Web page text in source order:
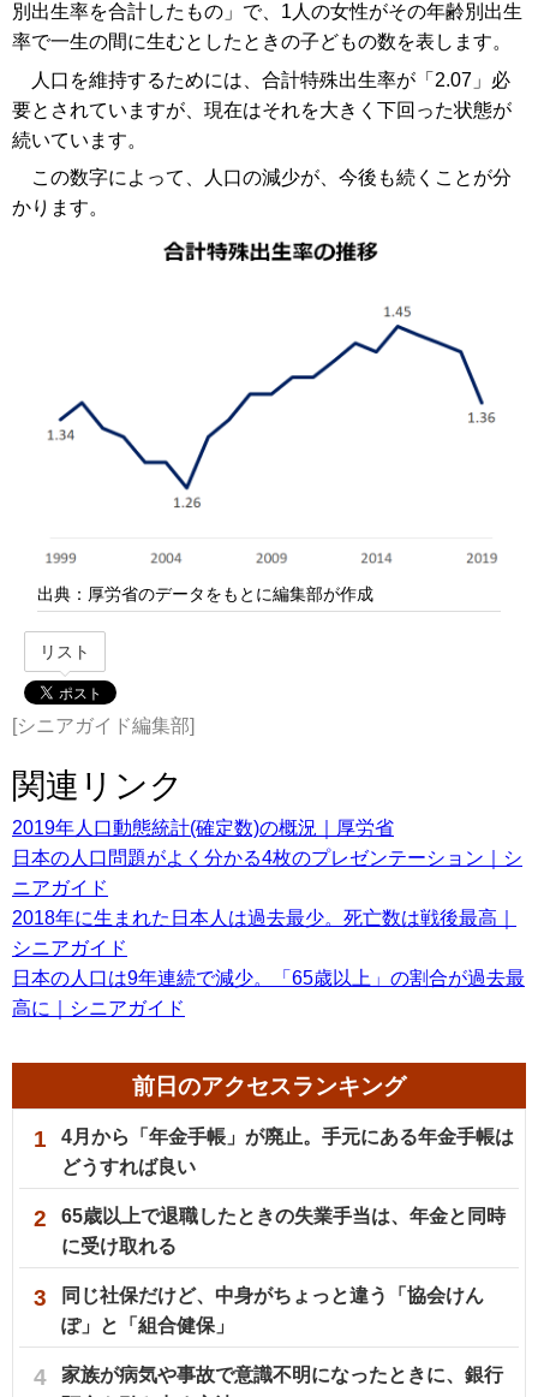
別出生率を合計したもの」で、1人の女性がその年齢別出生
率で一生の間に生むとしたときの子どもの数を表します。
人口を維持するためには、合計特殊出生率が「2.07」必
要とされていますが、現在はそれを大きく下回った状態が
続いています。
この数字によって、人口の減少が、今後も続くことが分
かります。
出典：厚労省のデータをもとに編集部が作成
リスト
[シニアガイド編集部]
関連リンク
2019年人口動態統計(確定数)の概況｜厚労省
日本の人口問題がよく分かる4枚のプレゼンテーション｜シ
ニアガイド
2018年に生まれた日本人は過去最少。死亡数は戦後最高｜
シニアガイド
日本の人口は9年連続で減少。「65歳以上」の割合が過去最
高に｜シニアガイド
前日のアクセスランキング
1
4月から「年金手帳」が廃止。手元にある年金手帳は
どうすれば良い
2
65歳以上で退職したときの失業手当は、年金と同時
に受け取れる
3
同じ社保だけど、中身がちょっと違う「協会けん
ぽ」と「組合健保」
4
家族が病気や事故で意識不明になったときに、銀行